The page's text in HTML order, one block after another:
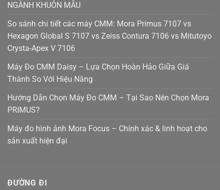
NGÀNH KHUÔN MẪU
So sánh chi tiết các máy CMM: Mora Primus 7107 vs
Hexagon Global S 7107 vs Zeiss Contura 7106 vs Mitutoyo
Crysta-Apex V 7106
Máy Đo CMM Daisy – Lựa Chọn Hoàn Hảo Giữa Giá
Thành So Với Hiệu Năng
Hướng Dẫn Chọn Máy Đo CMM – Tại Sao Nên Chọn Mora
PRIMUS?
Máy đo hình ảnh Mora Focus – Chính xác & linh hoạt cho
sản xuất hiện đại
ĐƯỜNG ĐI